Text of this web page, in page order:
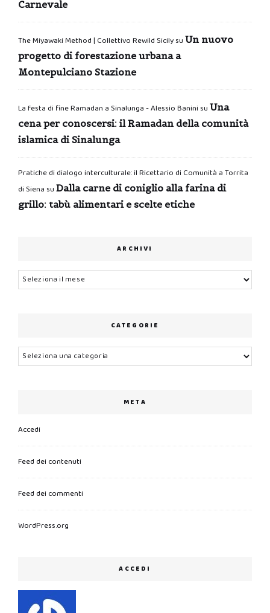
Carnevale
The Miyawaki Method | Collettivo Rewild Sicilysu Un nuovo
progetto di forestazione urbana a
Montepulciano Stazione
La festa di fine Ramadan a Sinalunga - Alessio Banini su Una
cena per conoscersi: il Ramadan della comunità
islamica di Sinalunga
Pratiche di dialogo interculturale: il Ricettario di Comunità a Torrita
di Siena su Dalla carne di coniglio alla farina di
grillo: tabù alimentari e scelte etiche
ARCHIVI
Archivi
CATEGORIE
Categorie
META
Accedi
Feed dei contenuti
Feed dei commenti
WordPress.org
ACCEDI